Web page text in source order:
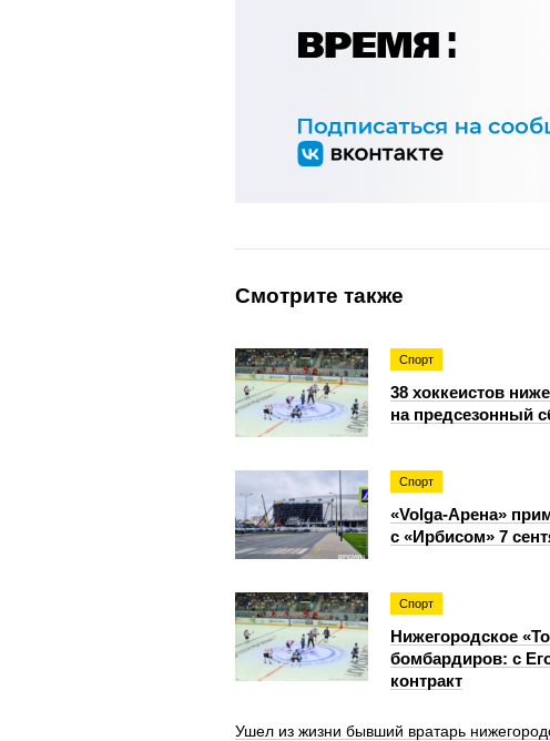
Смотрите также
Спорт
38 хоккеистов
на предсезонный
Спорт
«Volga-Арена»
с «Ирбисом» 7
Спорт
Нижегородское
бомбардиров: с
контракт
Ушел из жизни бывший вратарь